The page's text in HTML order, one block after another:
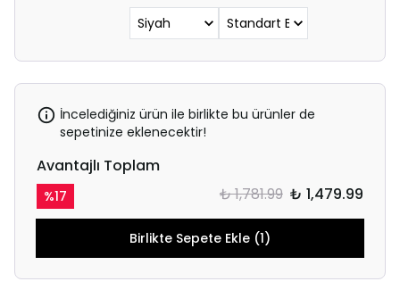
İncelediğiniz ürün ile birlikte bu ürünler de
sepetinize eklenecektir!
Avantajlı Toplam
%17 ₺ 1,781.99 ₺ 1,479.99
Birlikte Sepete Ekle (1)